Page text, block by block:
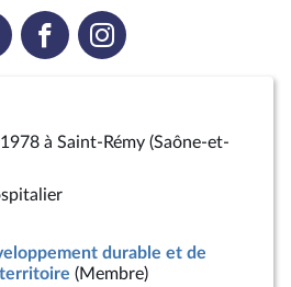
Voir
la
Voir
la
à Saint-Rémy (Saône-et-
durable et de
territoire (Membre)